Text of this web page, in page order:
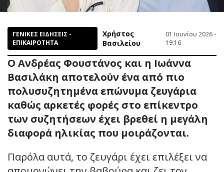
ΓΕΝΙΚΕΣ ΕΙΔΗΣΕΙΣ -
ΕΠΙΚΑΙΡΟΤΗΤΑ
Χρήστος
Βασιλείου
01 Ιουνίου 2026 -
19:16
Ο Ανδρέας Φουστάνος και η Ιωάννα
Βασιλάκη αποτελούν ένα από πιο
πολυσυζητημένα επώνυμα ζευγάρια
καθώς αρκετές φορές στο επίκεντρο
των συζητήσεων έχει βρεθεί η μεγάλη
διαφορά ηλικίας που μοιράζονται.
Παρόλα αυτά, το ζευγάρι έχει επιλέξει να